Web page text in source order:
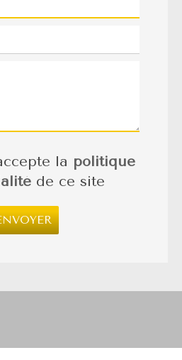
la politique
de ce site